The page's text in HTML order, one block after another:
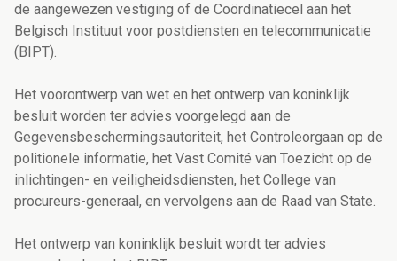
de aangewezen vestiging of de Coördinatiecel aan het
Belgisch Instituut voor postdiensten en telecommunicatie
(BIPT).
Het voorontwerp van wet en het ontwerp van koninklijk
besluit worden ter advies voorgelegd aan de
Gegevensbeschermingsautoriteit, het Controleorgaan op de
politionele informatie, het Vast Comité van Toezicht op de
inlichtingen- en veiligheidsdiensten, het College van
procureurs-generaal, en vervolgens aan de Raad van State.
Het ontwerp van koninklijk besluit wordt ter advies